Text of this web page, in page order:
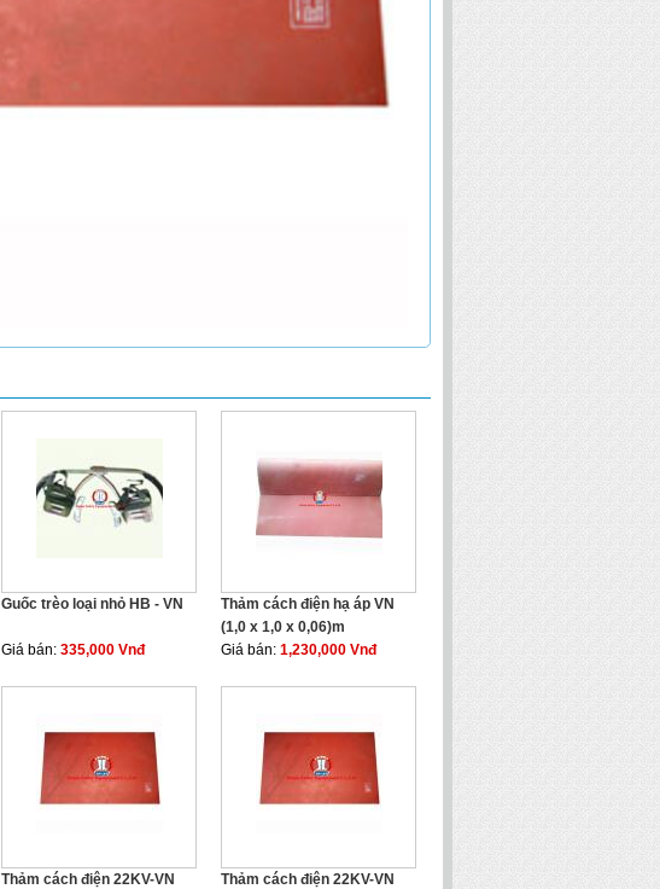
Guốc trèo loại nhỏ HB - VN
Giá bán: 335,000 Vnđ
Thảm cách điện hạ áp VN
(1,0 x 1,0 x 0,06)m
Giá bán: 1,230,000 Vnđ
Thảm cách điện 22KV-VN
Thảm cách điện 22KV-VN